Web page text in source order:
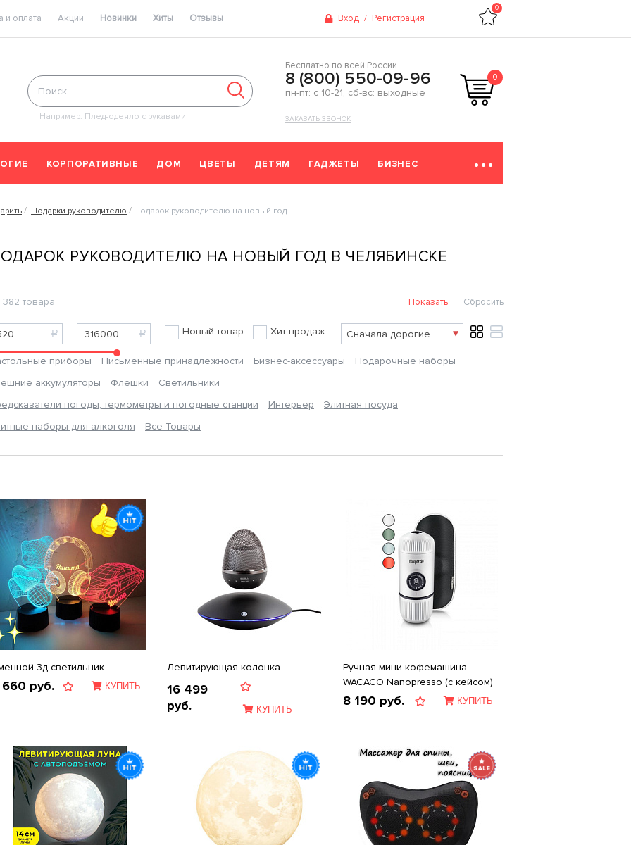
и оплата Акции Новинки Хиты Отзывы Вход / Регистрация
0
Например: Плед-одеяло с рукавами
Бесплатно по всей России
8 (800) 550-09-96
пн-пт: с 10-21, сб-вс: выходные
ЗАКАЗАТЬ ЗВОНОК
0
КОРПОРАТИВНЫЕ ДОМ ЦВЕТЫ ДЕТЯМ ГАДЖЕТЫ БИЗНЕС
Подарки руководителю Подарок руководителю на новый год
РУКОВОДИТЕЛЮ НА НОВЫЙ ГОД В ЧЕЛЯБИНСКЕ
382 товара
Новый товар Хит продаж
приборы Письменные принадлежности Бизнес-аксессуары
Подарочные наборы
аккумуляторы
Флешки
Светильники
погоды, термометры и погодные станции
Интерьер
Элитная посуда
наборы для алкоголя
Все Товары
3д светильник
660 руб. КУПИТЬ
Левитирующая колонка
16 499
руб.
КУПИТЬ
Ручная мини-кофемашина
WACACO Nanopresso (с кейсом)
8 190 руб. КУПИТЬ